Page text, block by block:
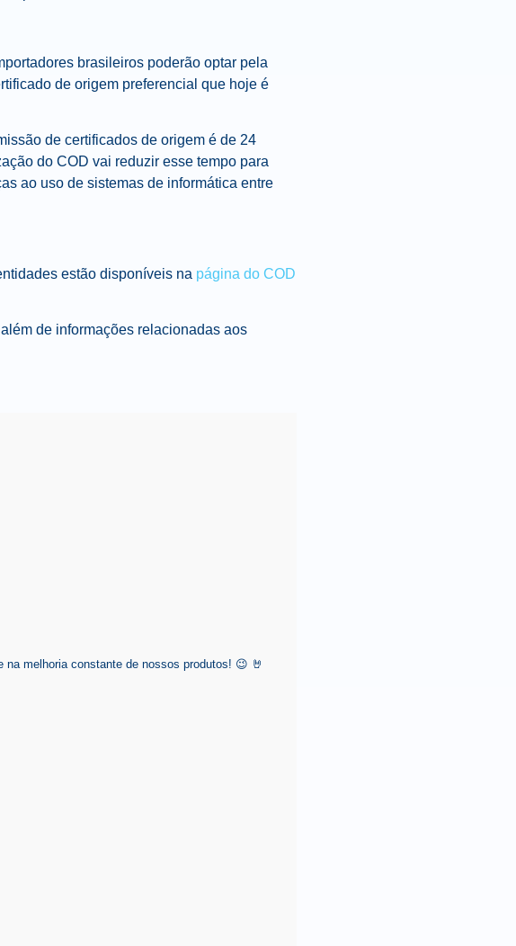
brasileiros poderão optar pela
de origem preferencial que hoje é
de certificados de origem é de 24
do COD vai reduzir esse tempo para
ao uso de sistemas de informática entre
estão disponíveis na página do COD
de informações relacionadas aos
melhoria constante de nossos produtos! 😉 🤘